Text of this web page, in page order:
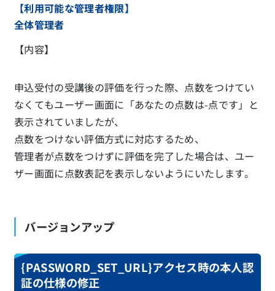
【利用可能な管理者権限】
全体管理者
【内容】
申込受付の受講後の評価を行った際、点数をつけてい
なくてもユーザー画面に「あなたの点数は-点です」と
表示されていましたが、
点数をつけない評価方式に対応するため、
管理者が点数をつけずに評価を完了した場合は、ユー
ザー画面に点数表記を表示しないようにいたします。
バージョンアップ
{PASSWORD_SET_URL}アクセス時の本人認
証の仕様の修正